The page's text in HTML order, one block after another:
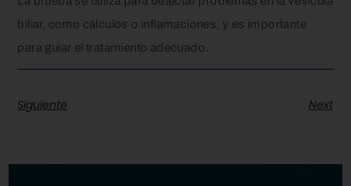
biliar, como cálculos o inflamaciones, y es importante
para guiar el tratamiento adecuado.
Siguiente Next